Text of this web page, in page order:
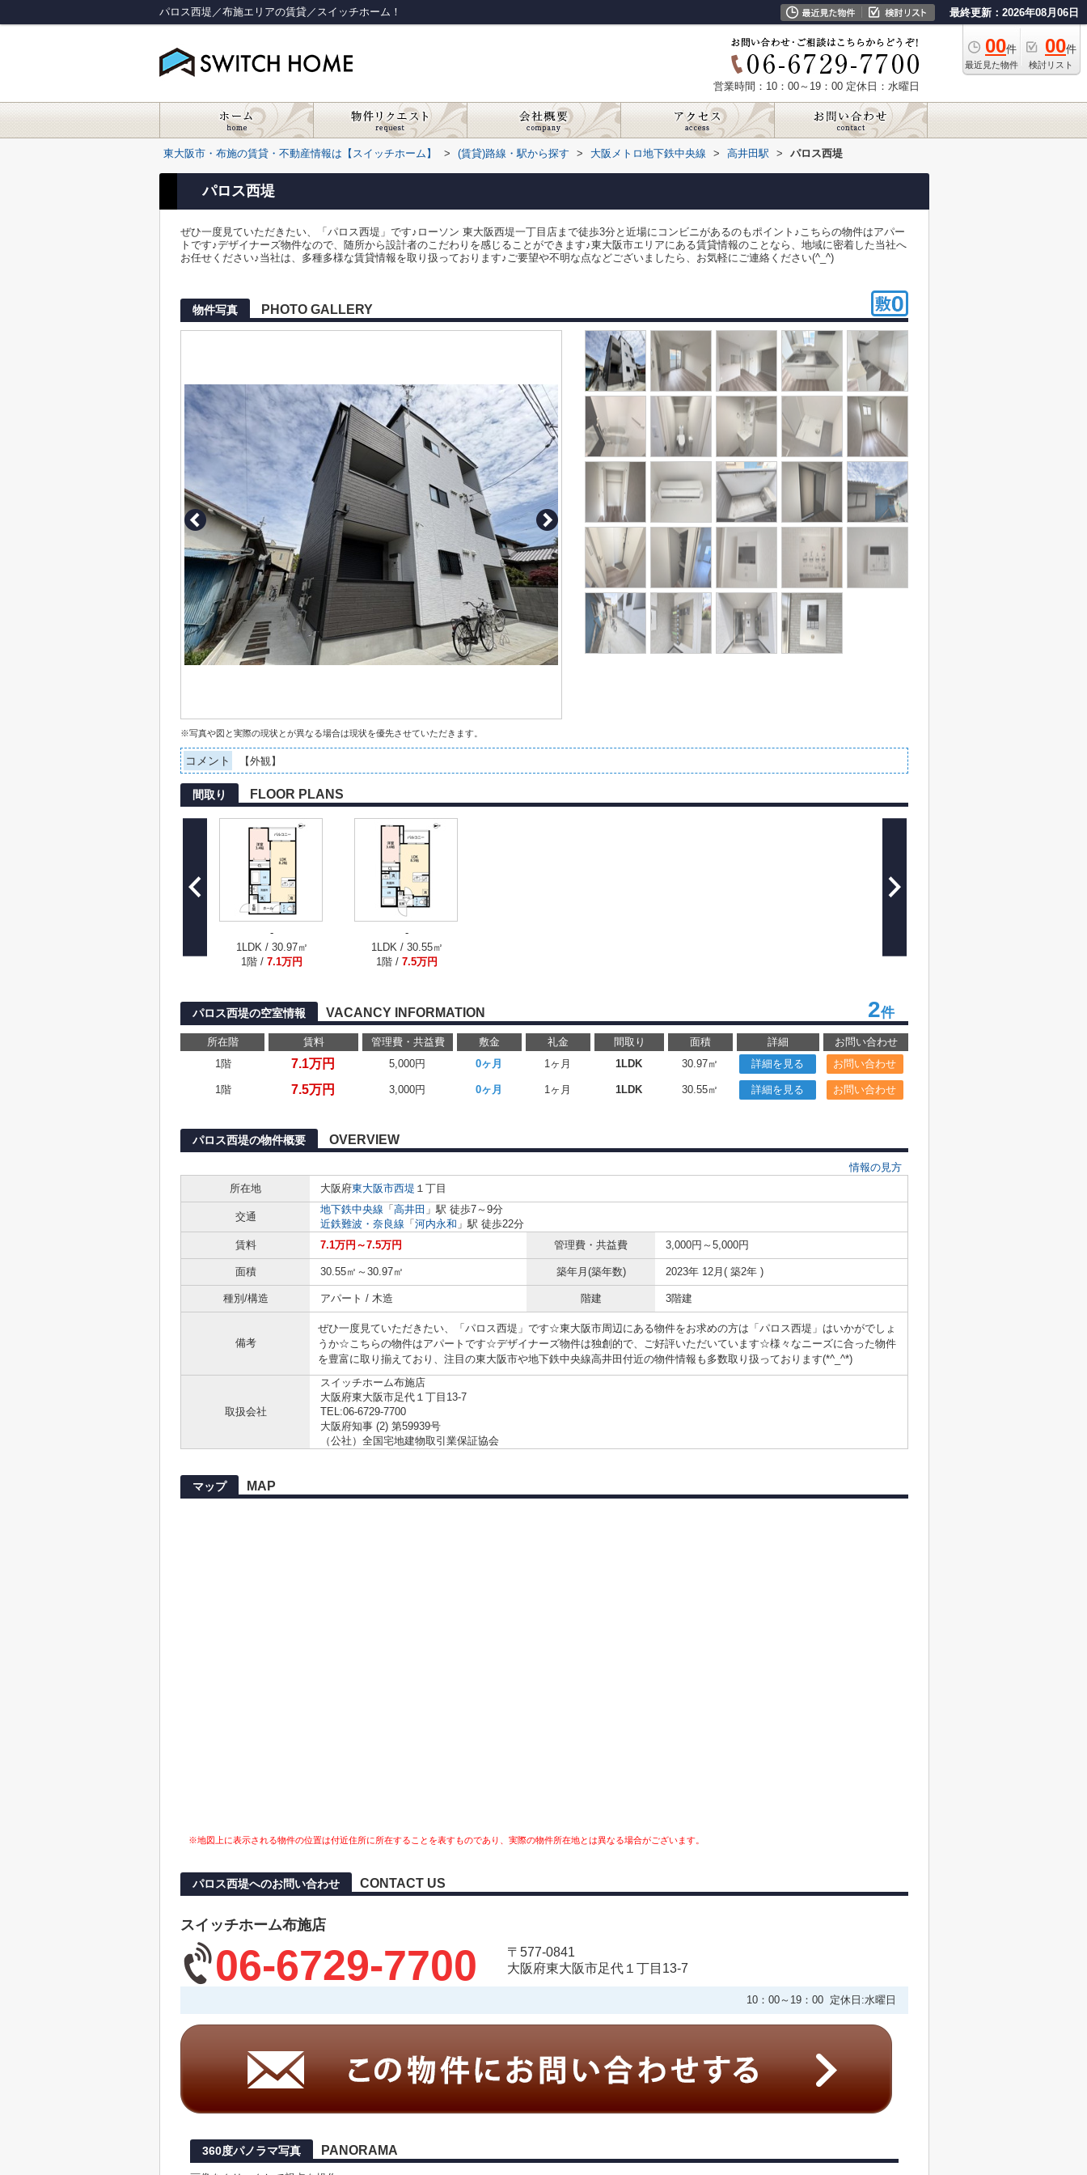
パロス西堤／布施エリアの賃貸／スイッチホーム！ 最終更新：2026年08月06日
00件
最近見た物件
00件
検討リスト
営業時間：10：00～19：00 定休日：水曜日
東大阪市・布施の賃貸・不動産情報は【スイッチホーム】 > (賃貸)路線・駅から探す > 大阪メトロ地下鉄中央線 > 高井田駅 > パロス西堤
パロス西堤
ぜひ一度見ていただきたい、「パロス西堤」です♪ローソン 東大阪西堤一丁目店まで徒歩3分と近場にコンビニがあるのもポイント♪こちらの物件はアパー
トです♪デザイナーズ物件なので、随所から設計者のこだわりを感じることができます♪東大阪市エリアにある賃貸情報のことなら、地域に密着した当社へ
お任せください♪当社は、多種多様な賃貸情報を取り扱っております♪ご要望や不明な点などございましたら、お気軽にご連絡ください(^_^)
物件写真 PHOTO GALLERY
※写真や図と実際の現状とが異なる場合は現状を優先させていただきます。
コメント 【外観】
間取り FLOOR PLANS
-
1LDK / 30.97㎡
1階 / 7.1万円
-
1LDK / 30.55㎡
1階 / 7.5万円
パロス西堤の空室情報 VACANCY INFORMATION 2件
所在階 賃料 管理費・共益費 敷金 礼金 間取り 面積 詳細
お問い合わせ
1階
7.1万円 5,000円 0ヶ月 1ヶ月 1LDK 30.97㎡ 詳細を見る お問い合わせ
1階 7.5万円 3,000円 0ヶ月 1ヶ月 1LDK 30.55㎡ 詳細を見る お問い合わせ
パロス西堤の物件概要 OVERVIEW
情報の見方
所在地
大阪府東大阪市西堤 １丁目
交通
地下鉄中央線 「 高井田 」駅 徒歩7～9分
近鉄難波・奈良線 「 河内永和 」駅 徒歩22分
賃料
7.1万円～7.5万円 管理費・共益費 3,000円～5,000円
面積 30.55㎡～30.97㎡ 築年月(築年数) 2023年 12月( 築2年 )
種別/構造 アパート / 木造 階建 3階建
備考
ぜひ一度見ていただきたい、「パロス西堤」です☆東大阪市周辺にある物件をお求めの方は「パロス西堤」はいかがでしょ
うか☆こちらの物件はアパートです☆デザイナーズ物件は独創的で、ご好評いただいています☆様々なニーズに合った物件
を豊富に取り揃えており、注目の東大阪市や地下鉄中央線高井田付近の物件情報も多数取り扱っております(*^_^*)
取扱会社
スイッチホーム布施店
大阪府東大阪市足代１丁目13-7
TEL:06-6729-7700
大阪府知事 (2) 第59939号
（公社）全国宅地建物取引業保証協会
マップ MAP
※地図上に表示される物件の位置は付近住所に所在することを表すものであり、実際の物件所在地とは異なる場合がございます。
パロス西堤へのお問い合わせ CONTACT US
スイッチホーム布施店
06-6729-7700
〒577-0841
大阪府東大阪市足代１丁目13-7
10：00～19：00 定休日:水曜日
360度パノラマ写真 PANORAMA